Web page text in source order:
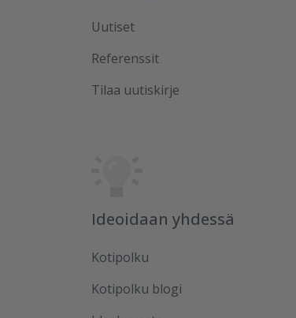
Uutiset
Referenssit
Tilaa uutiskirje
Ideoidaan yhdessä
Kotipolku
Kotipolku blogi